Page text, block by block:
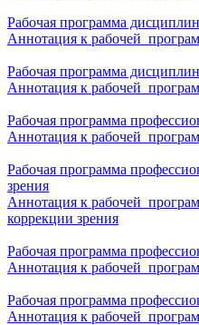
Рабочая программа
Аннотация к рабочей
Рабочая программа
Аннотация к рабочей
Рабочая программа
Аннотация к рабочей
Рабочая программа
зрения
Аннотация к рабочей
коррекции зрения
Рабочая программа
Аннотация к рабочей
Рабочая программа
Аннотация к рабочей